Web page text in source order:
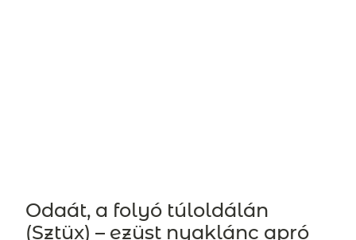
Odaát, a folyó túloldálán
(Sztüx) – ezüst nyaklánc apró